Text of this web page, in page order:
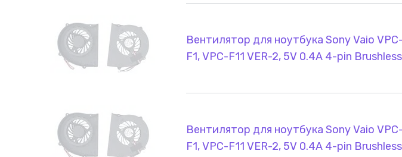
Вентилятор для ноутбука Sony Vaio
F1, VPC-F11 VER-2, 5V 0.4A 4-pin Brushless
Вентилятор для ноутбука Sony Vaio
F1, VPC-F11 VER-2, 5V 0.4A 4-pin Brushless